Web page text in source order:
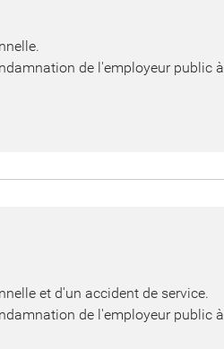
de l'employeur public
et d'un accident de service.
de l'employeur public